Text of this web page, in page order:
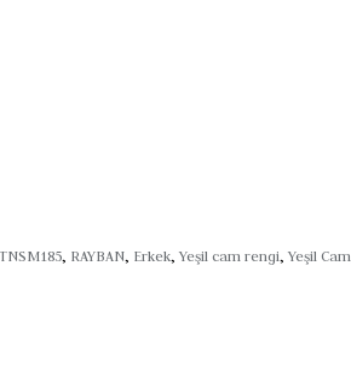
, RAYBAN, Erkek, Yeşil cam rengi, Yeşil Cam